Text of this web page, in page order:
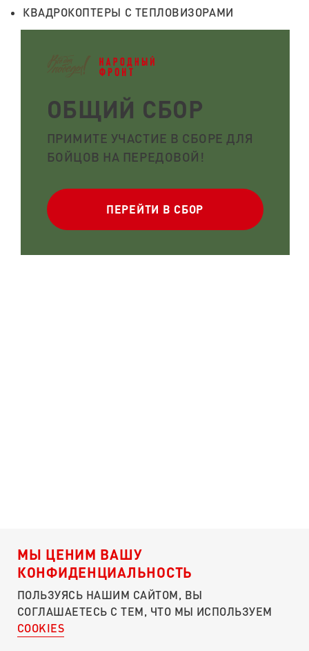
КВАДРОКОПТЕРЫ С ТЕПЛОВИЗОРАМИ
ОБЩИЙ СБОР
ПРИМИТЕ УЧАСТИЕ В СБОРЕ ДЛЯ
БОЙЦОВ НА ПЕРЕДОВОЙ!
ПЕРЕЙТИ В СБОР
МЫ ЦЕНИМ ВАШУ
КОНФИДЕНЦИАЛЬНОСТЬ
ПОЛЬЗУЯСЬ НАШИМ САЙТОМ, ВЫ
СОГЛАШАЕТЕСЬ С ТЕМ, ЧТО МЫ ИСПОЛЬЗУЕМ
COOKIES